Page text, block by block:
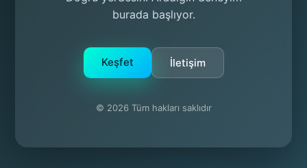
burada başlıyor.
Keşfet İletişim
© 2026 Tüm hakları saklıdır